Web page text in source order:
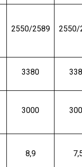
2550/2589 2550/
3380
3000
8,9